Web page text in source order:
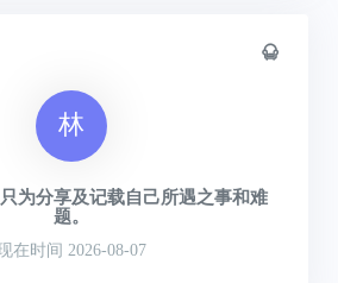
林
为分享及记载自己所遇之事和难
题。
在时间 2026-08-07